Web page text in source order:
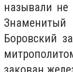
называли не
Боровский